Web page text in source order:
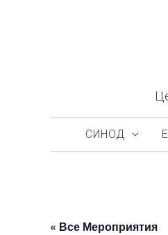
СИНОД
« Все Мероприятия